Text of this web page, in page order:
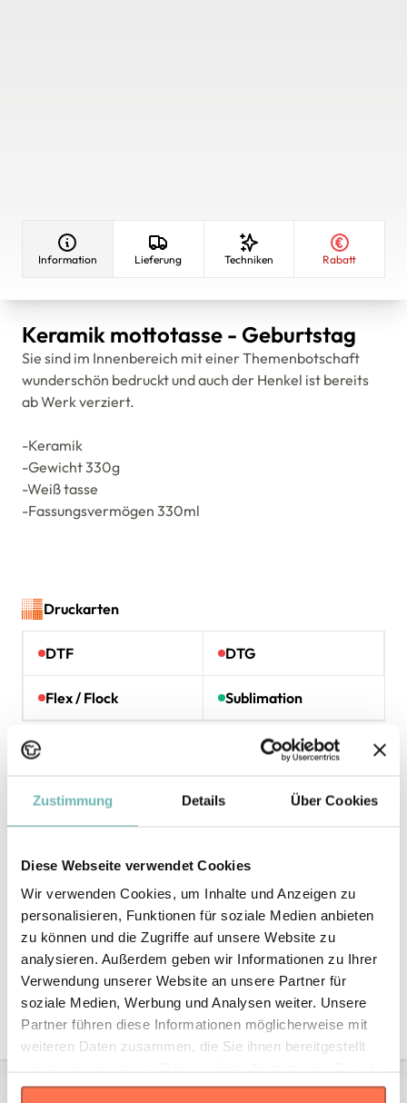
Zustimmung Details Über Cookies
Diese Webseite verwendet Cookies
Wir verwenden Cookies, um Inhalte und Anzeigen zu
personalisieren, Funktionen für soziale Medien anbieten
zu können und die Zugriffe auf unsere Website zu
analysieren. Außerdem geben wir Informationen zu Ihrer
Verwendung unserer Website an unsere Partner für
soziale Medien, Werbung und Analysen weiter. Unsere
Partner führen diese Informationen möglicherweise mit
weiteren Daten zusammen, die Sie ihnen bereitgestellt
gesammelt haben.
Information Lieferung Techniken Rabatt
Keramik mottotasse - Geburtstag
Sie sind im Innenbereich mit einer Themenbotschaft
wunderschön bedruckt und auch der Henkel ist bereits
ab Werk verziert.
-Keramik
-Gewicht 330g
-Weiß tasse
-Fassungsvermögen 330ml
Druckarten
DTF DTG
Flex / Flock Sublimation
* Die Maße sind incmgemäß den Angaben des Herstellers
angegeben. Eine Abweichung bis zu ±2 cm ist üblich und gilt als
Toleranz.
Standard 8 9.6